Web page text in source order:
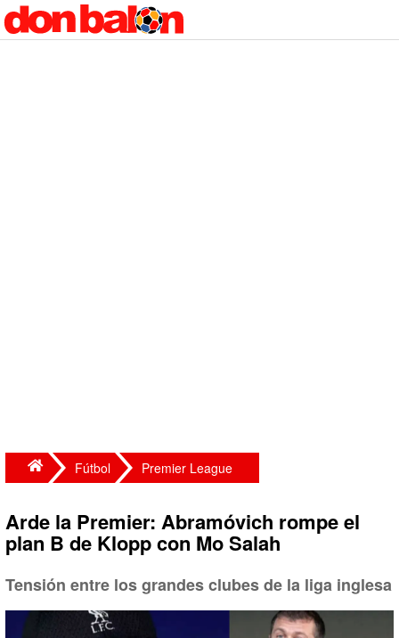
Fútbol Premier League
Arde la Premier: Abramóvich rompe el
plan B de Klopp con Mo Salah
Tensión entre los grandes clubes de la liga inglesa